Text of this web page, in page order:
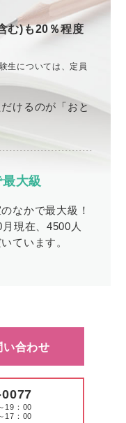
む)も20％程度
生については、定員
けるのが「おと
大級
なかで最大級！
現在、4500人
ています。
い合わせ
19：00
17：00